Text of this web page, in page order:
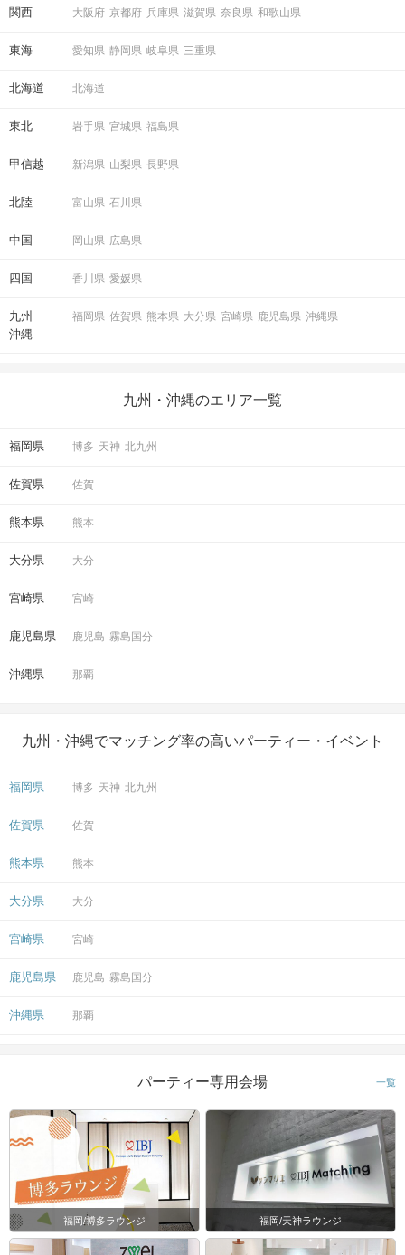
関西 大阪府 京都府 兵庫県 滋賀県 奈良県 和歌山県
東海 愛知県 静岡県 岐阜県 三重県
北海道 北海道
東北 岩手県 宮城県 福島県
甲信越 新潟県 山梨県 長野県
北陸 富山県 石川県
中国 岡山県 広島県
四国 香川県 愛媛県
九州
沖縄
福岡県 佐賀県 熊本県 大分県 宮崎県 鹿児島県 沖縄県
九州・沖縄のエリア一覧
福岡県 博多 天神 北九州
佐賀県 佐賀
熊本県 熊本
大分県 大分
宮崎県 宮崎
鹿児島県 鹿児島 霧島国分
沖縄県 那覇
九州・沖縄でマッチング率の高いパーティー・イベント
福岡県 博多 天神 北九州
佐賀県 佐賀
熊本県 熊本
大分県 大分
宮崎県 宮崎
鹿児島県 鹿児島 霧島国分
沖縄県 那覇
パーティー専用会場 一覧
福岡/博多ラウンジ 福岡/天神ラウンジ